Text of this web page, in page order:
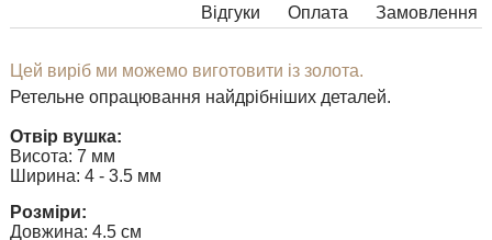
У деяких моделях підвісок немає можливості розширити
менеджери зв'яжуться з Вами.
Будь-яку підвіску можна доповнити вушком потрібного
Відгуки Замовлення
Оплата
Цей виріб ми можемо виготовити із золота.
Ретельне опрацювання найдрібніших деталей.
Отвір вушка:
Висота: 7 мм
Ширина: 4 - 3.5 мм
Розміри:
Довжина: 4.5 см